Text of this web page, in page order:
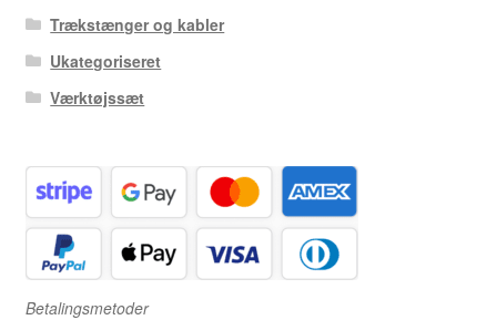
Trækstænger og kabler
Ukategoriseret
Værktøjssæt
Betalingsmetoder